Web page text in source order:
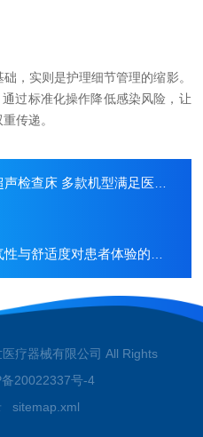
实则是护理细节管理的缩影。
过标准化操作降低感染风险，让
传递。
查床 多款机型满足医疗诊疗需求
与舒适度对患者体验的影响
疗器械有限公司 All Rights
备20022337号-4
sitemap.xml